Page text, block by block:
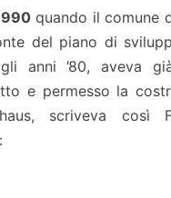
quando il comune
del piano di
anni ’80, aveva
e permesso la
scriveva così